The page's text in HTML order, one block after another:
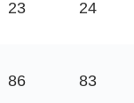
23 24
86 83